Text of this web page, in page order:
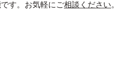
です。お気軽にご相談ください。